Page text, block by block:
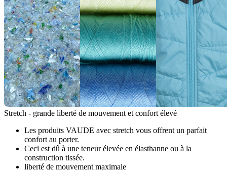
Stretch - grande liberté de mouvement et confort élevé
Les produits VAUDE avec stretch vous offrent un parfait
confort au porter.
Ceci est dû à une teneur élevée en élasthanne ou à la
construction tissée.
liberté de mouvement maximale